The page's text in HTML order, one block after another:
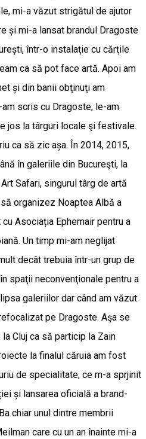
mi-a văzut strigătul de ajutor
și mi-a lansat brandul Dragoste
într-o instalaţie cu cărţile
ca să pot face artă. Apoi am
și din banii obţinuţi am
scris cu Dragoste, le-am
jos la târguri locale şi festivale.
ca să zic așa. În 2014, 2015,
în galeriile din Bucureşti, la
Safari, singurul târg de artă
organizez Noaptea Albă a
Asociația Ephemair pentru a
Un timp mi-am neglijat
decât trebuia într-un grup de
spaţii neconvenţionale pentru a
galeriilor dar când am văzut
pe Dragoste. Aşa se
Cluj ca să particip la Zain
la finalul căruia am fost
de specialitate, ce m-a sprjinit
și lansarea oficială a brand-
chiar unul dintre membrii
care cu un an înainte mi-a